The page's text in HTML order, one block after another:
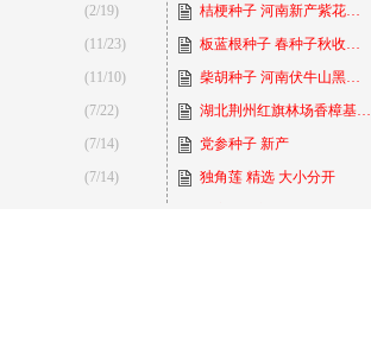
(2/19)
(11/23)
(11/10)
(7/22)
(7/14)
(7/14)
桔梗种子 河南新产紫花…
板蓝根种子 春种子秋收…
柴胡种子 河南伏牛山黑…
湖北荆州红旗林场香樟基…
党参种子 新产
独角莲 精选 大小分开